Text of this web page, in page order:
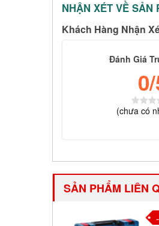
NHẬN XÉT VỀ SẢN
Khách Hàng Nhận
Đánh Giá
0
(chưa có
SẢN PHẨM LIÊN
-